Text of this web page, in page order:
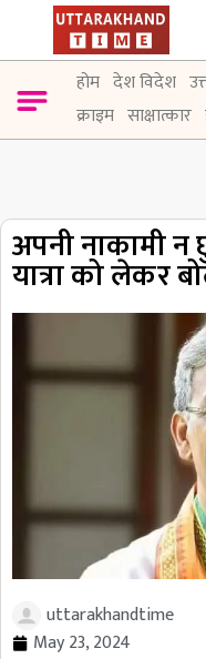
होम देश विदेश
क्राइम साक्षात्कार
अपनी नाकामी न
यात्रा को लेकर
uttarakhandtime
May 23, 2024